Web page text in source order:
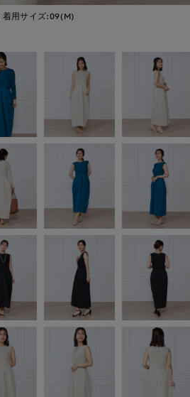
着用サイズ:09(M)